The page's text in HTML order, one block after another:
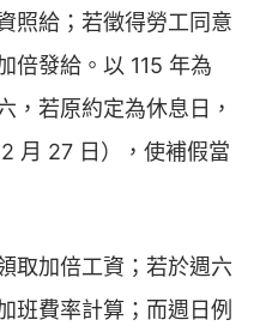
照給；若徵得勞工同意
倍發給。以 115 年為
，若原約定為休息日，
月 27 日），使補假當
取加倍工資；若於週六
班費率計算；而週日例